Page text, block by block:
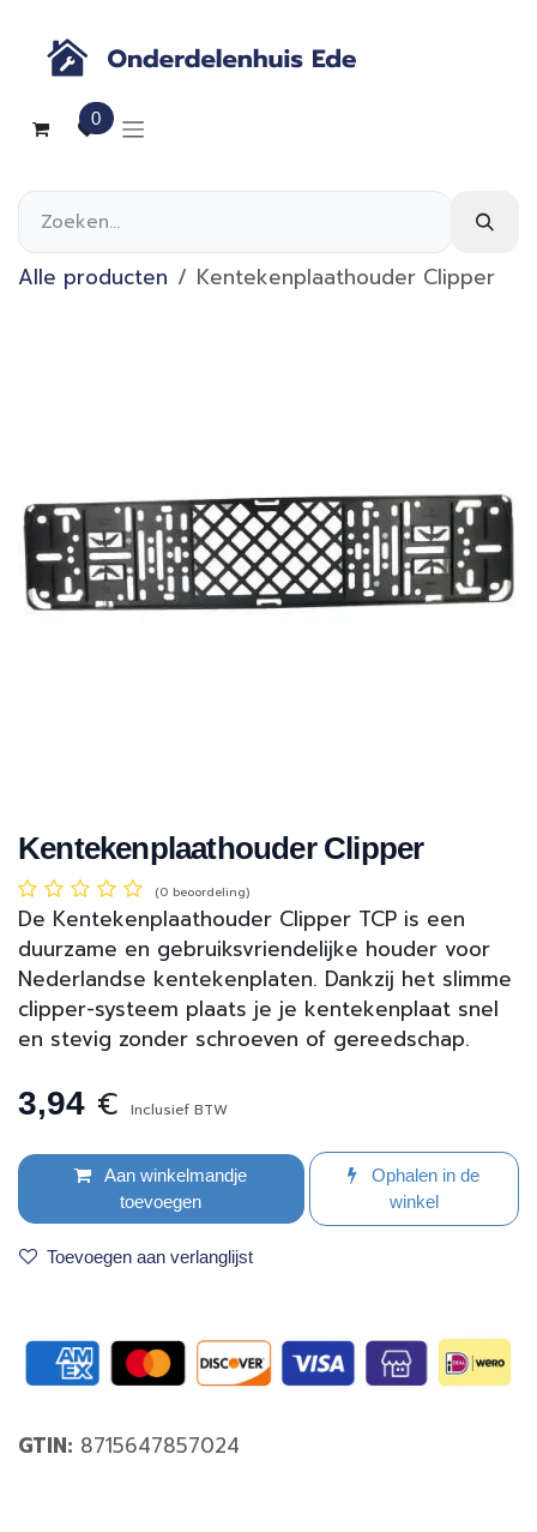
0
Alle producten Kentekenplaathouder Clipper
Kentekenplaathouder Clipper
(0 beoordeling)
De Kentekenplaathouder Clipper TCP is een
duurzame en gebruiksvriendelijke houder voor
Nederlandse kentekenplaten. Dankzij het slimme
clipper-systeem plaats je je kentekenplaat snel
en stevig zonder schroeven of gereedschap.
3,94 € Inclusief BTW
Aan winkelmandje
toevoegen
Ophalen in de
winkel
Toevoegen aan verlanglijst
GTIN: 8715647857024